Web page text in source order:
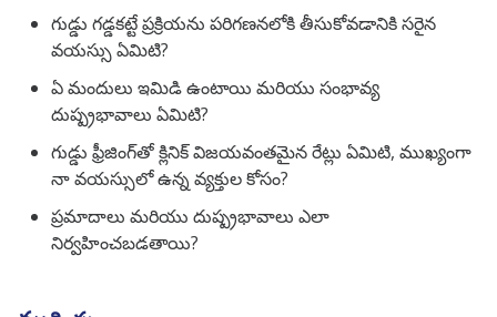
గుడ్డు గడ్డకట్టే ప్రక్రియను పరిగణనలోకి తీసుకోవడానికి సరైన
వయస్సు ఏమిటి?
ఏ మందులు ఇమిడి ఉంటాయి మరియు సంభావ్య
దుష్ప్రభావాలు ఏమిటి?
గుడ్డు ఫ్రీజింగ్‌తో క్లినిక్ విజయవంతమైన రేట్లు ఏమిటి, ముఖ్యంగా
నా వయస్సులో ఉన్న వ్యక్తుల కోసం?
ప్రమాదాలు మరియు దుష్ప్రభావాలు ఎలా
నిర్వహించబడతాయి?